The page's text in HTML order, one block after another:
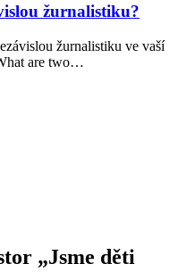
žurnalistiku?
žurnalistiku ve vaší
are two…
„Jsme děti